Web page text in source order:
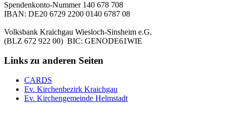
Spendenkonto-Nummer 140 678 708
IBAN: DE20 6729 2200 0140 6787 08
Volksbank Kraichgau Wiesloch-Sinsheim e.G.
(BLZ 672 922 00) BIC: GENODE61WIE
Links zu anderen Seiten
CARDS
Ev. Kirchenbezirk Kraichgau
Ev. Kirchengemeinde Helmstadt